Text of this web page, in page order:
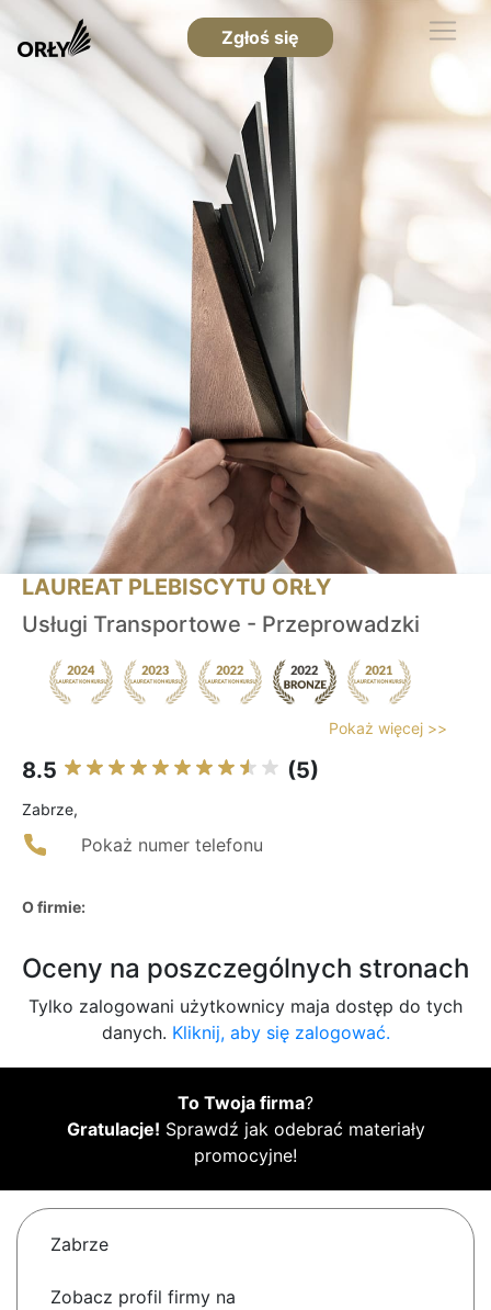
Zgłoś się
LAUREAT PLEBISCYTU ORŁY
Usługi Transportowe - Przeprowadzki
Pokaż więcej >>
8.5 (5)
Zabrze,
Pokaż numer telefonu
O firmie:
Oceny na poszczególnych stronach
Tylko zalogowani użytkownicy maja dostęp do tych
danych. Kliknij, aby się zalogować.
To Twoja firma?
Gratulacje! Sprawdź jak odebrać materiały
promocyjne!
Zabrze
Zobacz profil firmy na